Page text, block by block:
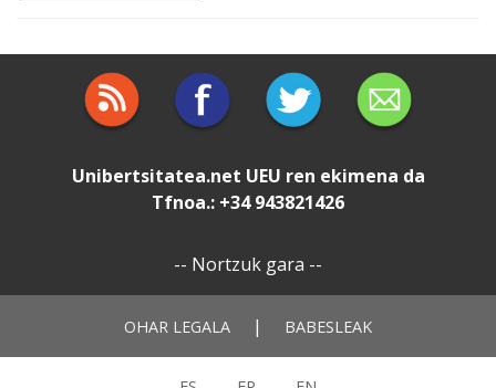
Unibertsitatea.net UEU ren ekimena da
Tfnoa.: +34 943821426
-- Nortzuk gara --
OHAR LEGALA | BABESLEAK